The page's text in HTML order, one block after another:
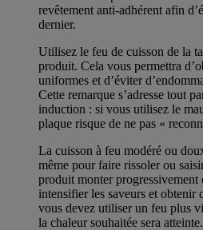
revêtement anti-adhérent afin
dernier.
Utilisez le feu de cuisson de la
produit. Cela vous permettra
uniformes et d’éviter
Cette remarque s’adresse tout
induction : si vous utilisez le
plaque risque de ne pas «
La cuisson à feu modéré ou
même pour faire rissoler ou
produit monter progressivement
intensifier les saveurs et obtenir
vous devez utiliser un feu plus
la chaleur souhaitée sera atteinte.